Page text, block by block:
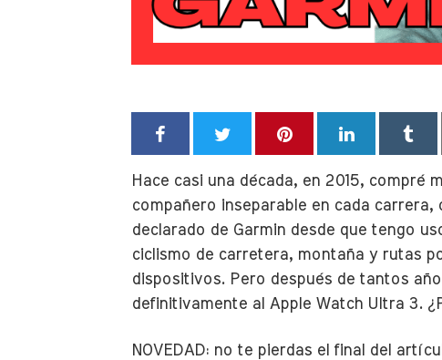
Hace casi una década, en 2015, compré
compañero inseparable en cada
declarado de Garmin desde que tengo
ciclismo de carretera, montaña y rutas
dispositivos. Pero después de tantos
definitivamente al Apple Watch Ultra 3.
NOVEDAD: no te pierdas el final del